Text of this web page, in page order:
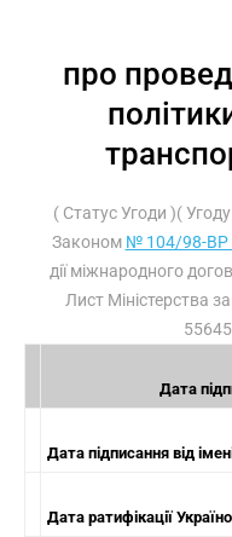
про
( Статус Угоди )(
Законом № 104/98-ВР
дії міжнародного
Лист Міністерства
Дата
Дата підписання від
Дата ратифікації